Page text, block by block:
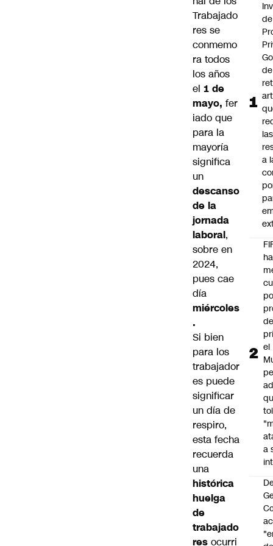
Trabajado
res se
conmemo
ra todos
los años
el 1 de
mayo, fer
iado que
para la
mayoría
significa
un
descanso
de la
jornada
laboral,
sobre en
2024,
pues cae
día
miércoles
.
Si bien
para los
trabajador
es puede
significar
un día de
respiro,
esta fecha
recuerda
una
histórica
huelga
de
trabajado
res ocurri
las
a
de
el
a